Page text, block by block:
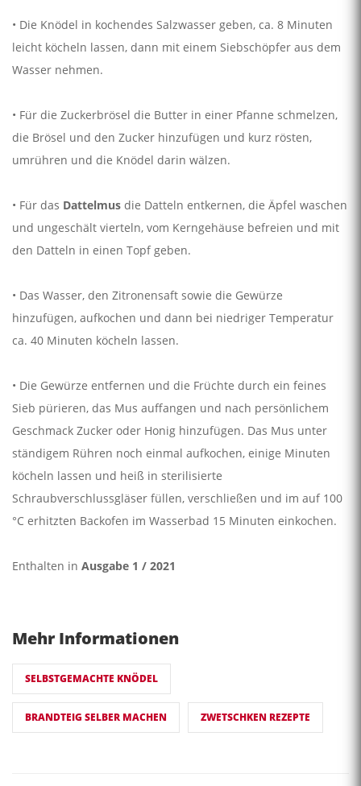
• Die Knödel in kochendes Salzwasser geben, ca. 8 Minuten
leicht köcheln lassen, dann mit einem Siebschöpfer aus dem
Wasser nehmen.
• Für die Zuckerbrösel die Butter in einer Pfanne schmelzen,
die Brösel und den Zucker hinzufügen und kurz rösten,
umrühren und die Knödel darin wälzen.
• Für das Dattelmus die Datteln entkernen, die Äpfel waschen
und ungeschält vierteln, vom Kerngehäuse befreien und mit
den Datteln in einen Topf geben.
• Das Wasser, den Zitronensaft sowie die Gewürze
hinzufügen, aufkochen und dann bei niedriger Temperatur
ca. 40 Minuten köcheln lassen.
• Die Gewürze entfernen und die Früchte durch ein feines
Sieb pürieren, das Mus auffangen und nach persönlichem
Geschmack Zucker oder Honig hinzufügen. Das Mus unter
ständigem Rühren noch einmal aufkochen, einige Minuten
köcheln lassen und heiß in sterilisierte
Schraubverschlussgläser füllen, verschließen und im auf 100
°C erhitzten Backofen im Wasserbad 15 Minuten einkochen.
Enthalten in Ausgabe 1 / 2021
Mehr Informationen
SELBSTGEMACHTE KNÖDEL
BRANDTEIG SELBER MACHEN ZWETSCHKEN REZEPTE